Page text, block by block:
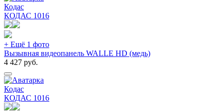
Кодас
КОДАС 1016
+ Ещё 1 фото
Вызывная видеопанель WALLE HD (медь)
4 427 руб.
Кодас
КОДАС 1016